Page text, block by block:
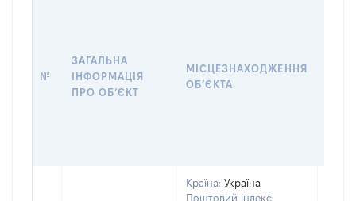
№
ЗАГАЛЬНА
ІНФОРМАЦІЯ
ПРО ОБʼЄКТ
МІСЦЕЗНАХОДЖЕННЯ
ОБʼЄКТА
Країна: Україна
Поштовий індекс: